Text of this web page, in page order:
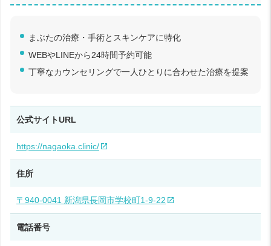
まぶたの治療・手術とスキンケアに特化
WEBやLINEから24時間予約可能
丁寧なカウンセリングで一人ひとりに合わせた治療を提案
公式サイトURL
https://nagaoka.clinic/
住所
〒940-0041 新潟県長岡市学校町1-9-22
電話番号